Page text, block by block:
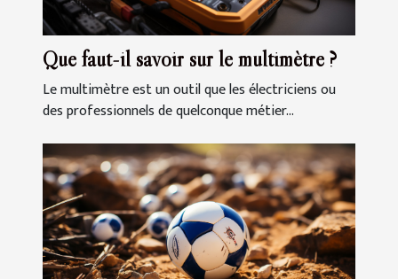
Que faut-il savoir sur le multimètre ?
Le multimètre est un outil que les électriciens ou
des professionnels de quelconque métier...